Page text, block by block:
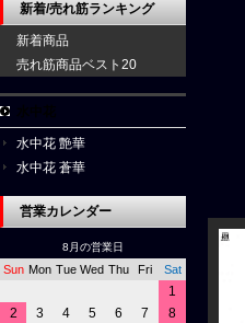
新着/売れ筋ランキング
新着商品
売れ筋商品ベスト20
水中花 艶華
水中花 蒼華
営業カレンダー
8月の営業日
Sun Mon Tue Wed Thu Fri Sat
1
2
3 4 5 6 7
8